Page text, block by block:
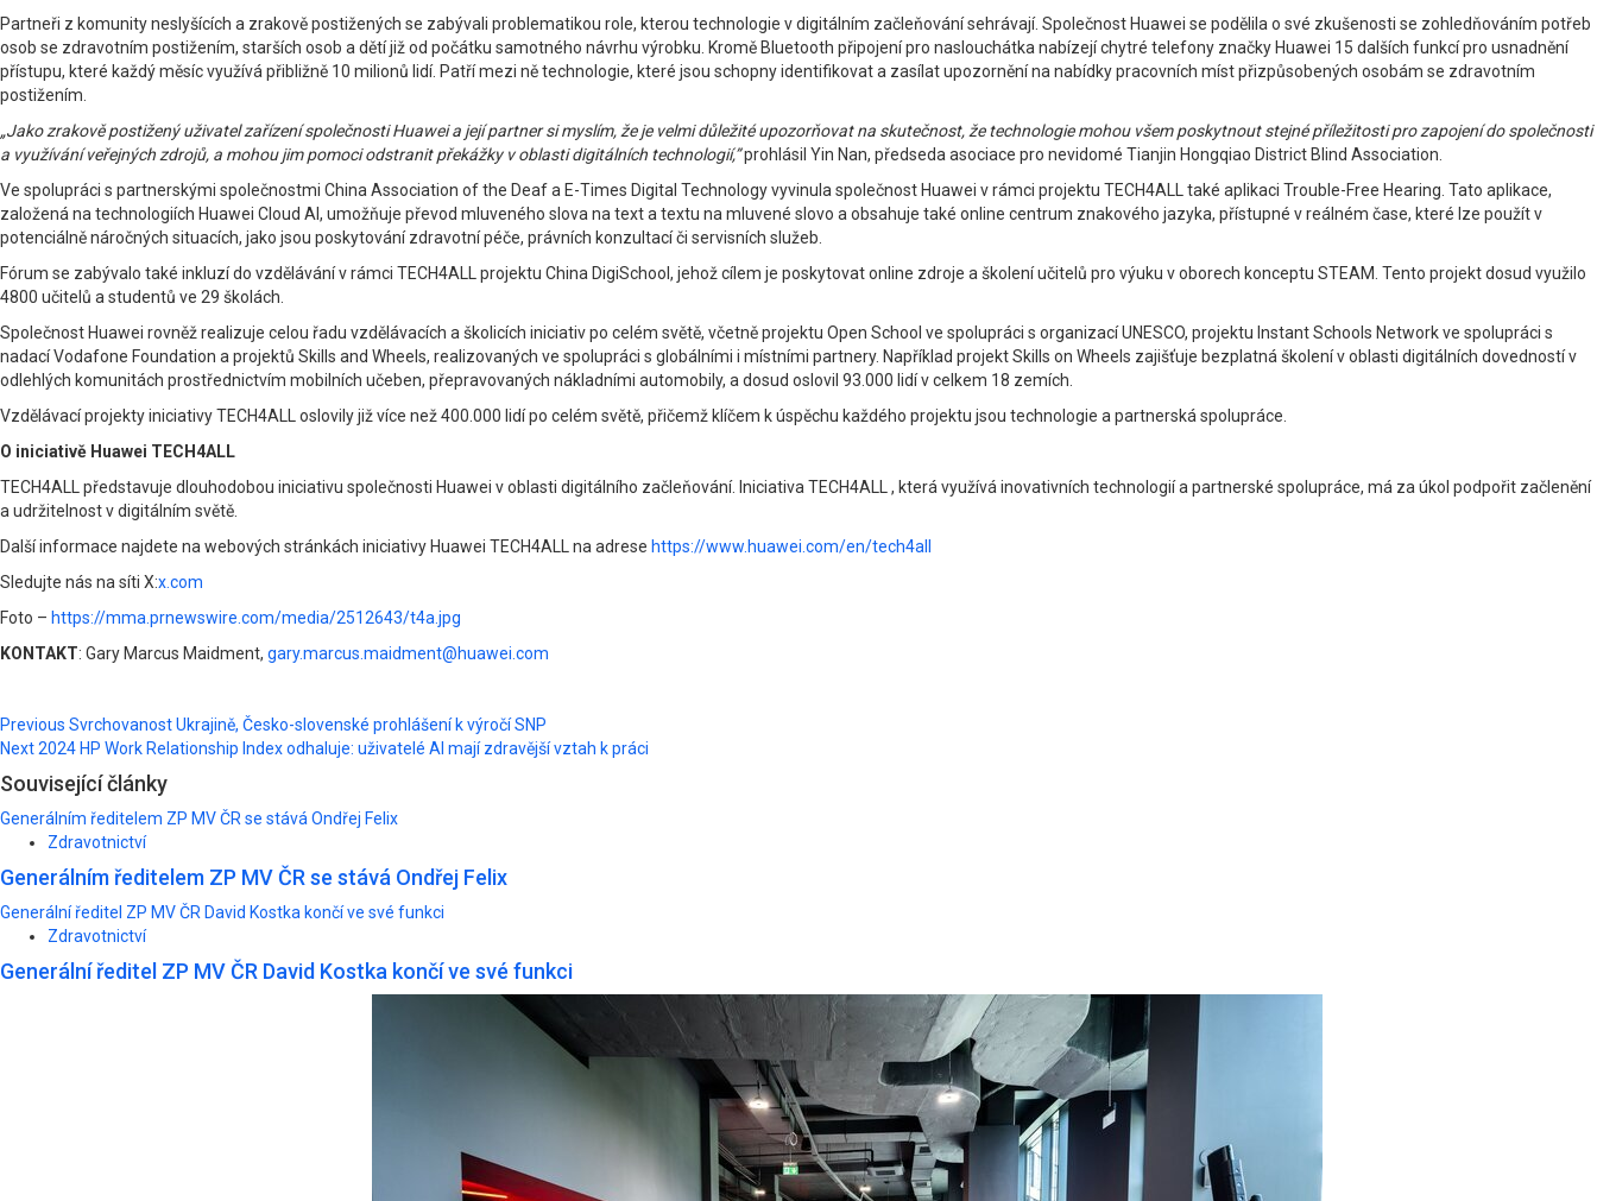
Partneři z komunity neslyšících a zrakově postižených se zabývali problematikou role, kterou technologie v digitálním začleňování sehrávají. Společnost Huawei se podělila o své zkušenosti se zohledňováním potřeb
osob se zdravotním postižením, starších osob a dětí již od počátku samotného návrhu výrobku. Kromě Bluetooth připojení pro naslouchátka nabízejí chytré telefony značky Huawei 15 dalších funkcí pro usnadnění
přístupu, které každý měsíc využívá přibližně 10 milionů lidí. Patří mezi ně technologie, které jsou schopny identifikovat a zasílat upozornění na nabídky pracovních míst přizpůsobených osobám se zdravotním
postižením.
„Jako zrakově postižený uživatel zařízení společnosti Huawei a její partner si myslím, že je velmi důležité upozorňovat na skutečnost, že technologie mohou všem poskytnout stejné příležitosti pro zapojení do společnosti
a využívání veřejných zdrojů, a mohou jim pomoci odstranit překážky v oblasti digitálních technologií,”prohlásil Yin Nan, předseda asociace pro nevidomé Tianjin Hongqiao District Blind Association.
Ve spolupráci s partnerskými společnostmi China Association of the Deaf a E-Times Digital Technology vyvinula společnost Huawei v rámci projektu TECH4ALL také aplikaci Trouble-Free Hearing. Tato aplikace,
založená na technologiích Huawei Cloud AI, umožňuje převod mluveného slova na text a textu na mluvené slovo a obsahuje také online centrum znakového jazyka, přístupné v reálném čase, které lze použít v
potenciálně náročných situacích, jako jsou poskytování zdravotní péče, právních konzultací či servisních služeb.
Fórum se zabývalo také inkluzí do vzdělávání v rámci TECH4ALL projektu China DigiSchool, jehož cílem je poskytovat online zdroje a školení učitelů pro výuku v oborech konceptu STEAM. Tento projekt dosud využilo
4800 učitelů a studentů ve 29 školách.
Společnost Huawei rovněž realizuje celou řadu vzdělávacích a školicích iniciativ po celém světě, včetně projektu Open School ve spolupráci s organizací UNESCO, projektu Instant Schools Network ve spolupráci s
nadací Vodafone Foundation a projektů Skills and Wheels, realizovaných ve spolupráci s globálními i místními partnery. Například projekt Skills on Wheels zajišťuje bezplatná školení v oblasti digitálních dovedností v
odlehlých komunitách prostřednictvím mobilních učeben, přepravovaných nákladními automobily, a dosud oslovil 93.000 lidí v celkem 18 zemích.
Vzdělávací projekty iniciativy TECH4ALL oslovily již více než 400.000 lidí po celém světě, přičemž klíčem k úspěchu každého projektu jsou technologie a partnerská spolupráce.
O iniciativě Huawei TECH4ALL
TECH4ALL představuje dlouhodobou iniciativu společnosti Huawei v oblasti digitálního začleňování. Iniciativa TECH4ALL , která využívá inovativních technologií a partnerské spolupráce, má za úkol podpořit začlenění
a udržitelnost v digitálním světě.
Další informace najdete na webových stránkách iniciativy Huawei TECH4ALL na adrese https://www.huawei.com/en/tech4all
Sledujte nás na síti X:x.com
Foto – https://mma.prnewswire.com/media/2512643/t4a.jpg
KONTAKT: Gary Marcus Maidment, gary.marcus.maidment@huawei.com
Post
navigation
Previous Svrchovanost Ukrajině, Česko-slovenské prohlášení k výročí SNP
Next2024 HP Work Relationship Index odhaluje: uživatelé AI mají zdravější vztah k práci
Související články
Generálním ředitelem ZP MV ČR se stává Ondřej Felix
Zdravotnictví
Generálním ředitelem ZP MV ČR se stává Ondřej Felix
Generální ředitel ZP MV ČR David Kostka končí ve své funkci
Zdravotnictví
Generální ředitel ZP MV ČR David Kostka končí ve své funkci